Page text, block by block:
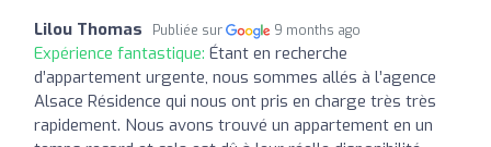
Lilou Thomas Publiée sur 9 months ago
Expérience fantastique: Étant en recherche
d’appartement urgente, nous sommes allés à l’agence
Alsace Résidence qui nous ont pris en charge très très
rapidement. Nous avons trouvé un appartement en un